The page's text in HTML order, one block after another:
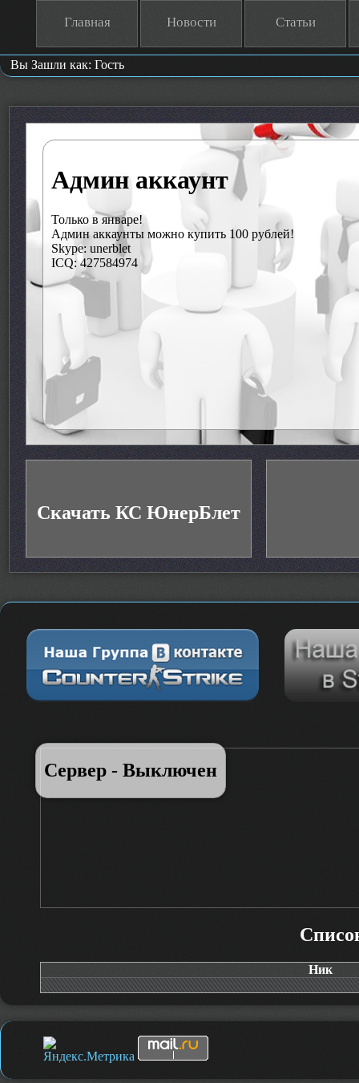
Главная Новости Статьи
Вы Зашли как: Гость
Скачать КС ЮнерБлет
Скачать КС ЮнерБлет
- Русификатор меню, консоли, радио
- Быстрый доступ к серверу
- Включен практически весь коннект
- Красивый дизайн игры
- Новые логотипы
Админ аккаунт
Только в январе!
Админ аккаунты можно купить 100 рублей!
Skype: unerblet
ICQ: 427584974
TV
Бла-бла-бла
Сервер - Выключен
Ник